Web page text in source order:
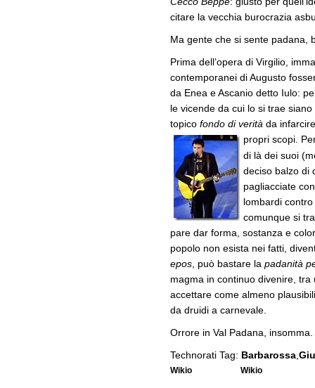
citare la vecchia burocrazia
Ma gente che si sente padana,
Prima dell’opera di Virgilio,
contemporanei di Augusto
da Enea e Ascanio detto Iulo:
le vicende da cui lo si trae
topico fondo di verità da
propri scopi.
di là dei suoi
deciso balzo di
pagliacciate
lombardi
comunque si
pare dar forma, sostanza e
popolo non esista nei fatti,
epos , può bastare la padanità
magma in continuo divenire, tra
accettare come almeno
da druidi a carnevale.
Orrore in Val Padana, insomma.
Technorati Tag: Barbarossa
Wikio Wikio